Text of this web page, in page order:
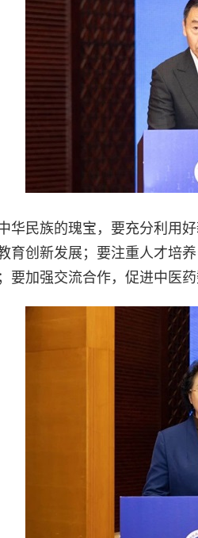
华民族的瑰宝，要充分利用
育创新发展；要注重人才培
要加强交流合作，促进中医